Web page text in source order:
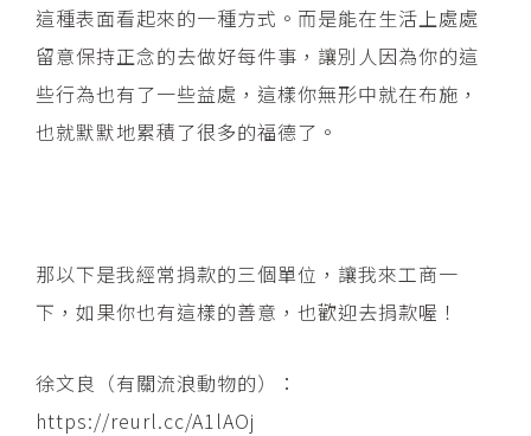
這種表面看起來的一種方式。而是能在生活上處處
留意保持正念的去做好每件事，讓別人因為你的這
些行為也有了一些益處，這樣你無形中就在布施，
也就默默地累積了很多的福德了。
那以下是我經常捐款的三個單位，讓我來工商一
下，如果你也有這樣的善意，也歡迎去捐款喔！
徐文良（有關流浪動物的）：
https://reurl.cc/A1lAOj